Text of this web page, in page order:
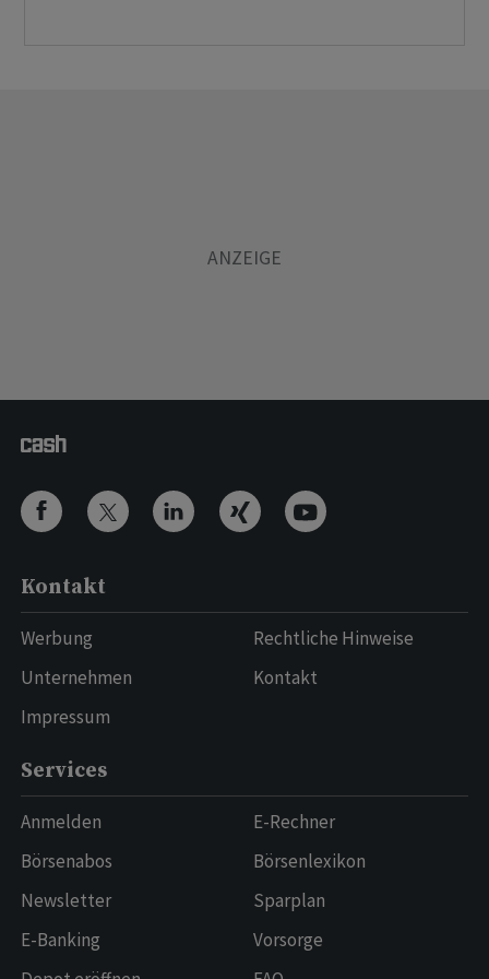
Kontakt
Werbung
Unternehmen
Impressum
Rechtliche Hinweise
Kontakt
Services
Anmelden
Börsenabos
Newsletter
E-Banking
E-Rechner
Börsenlexikon
Sparplan
Vorsorge